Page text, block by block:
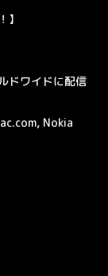
】
ドワイドに配信
Nokia